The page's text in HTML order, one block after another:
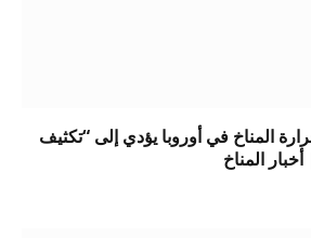
المناخ في أوروبا يؤدي إلى “تكثيف
المناخ